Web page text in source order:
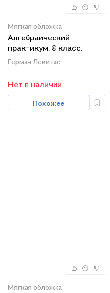
Мягкая обложка
Алгебраический
практикум. 8 класс.
Базовый уровень.
Учебное пособие для
организаций
Герман Левитас
Нет в наличии
Похожее
Мягкая обложка